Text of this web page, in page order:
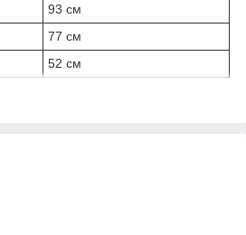
93 см
77 см
52 см